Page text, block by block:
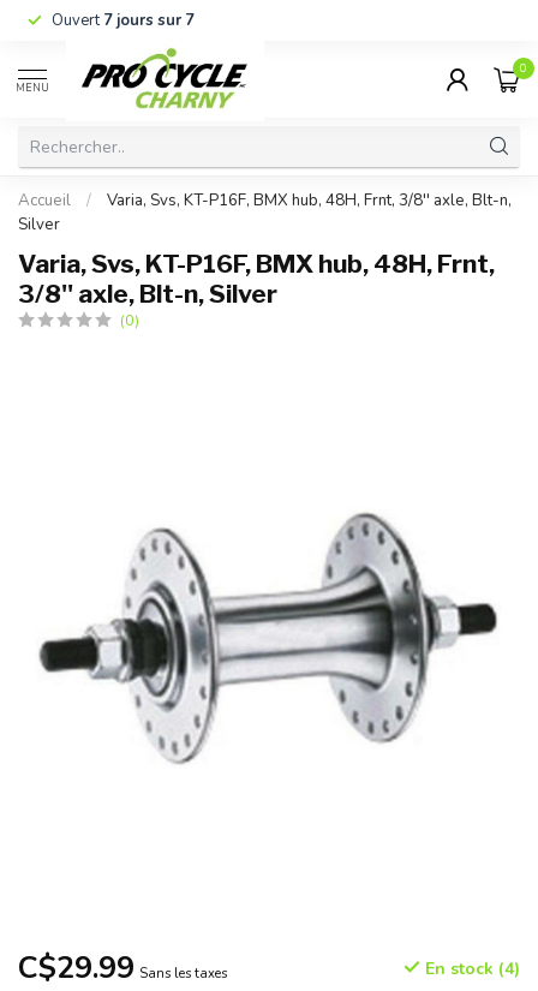
Ouvert7 jours sur 7
MENU
0
Accueil /
Varia, Svs, KT-P16F, BMX hub, 48H, Frnt, 3/8'' axle, Blt-n,
Silver
Varia, Svs, KT-P16F, BMX hub, 48H, Frnt,
3/8'' axle, Blt-n, Silver
(0)
C$29.99 Sans les taxes En stock (4)